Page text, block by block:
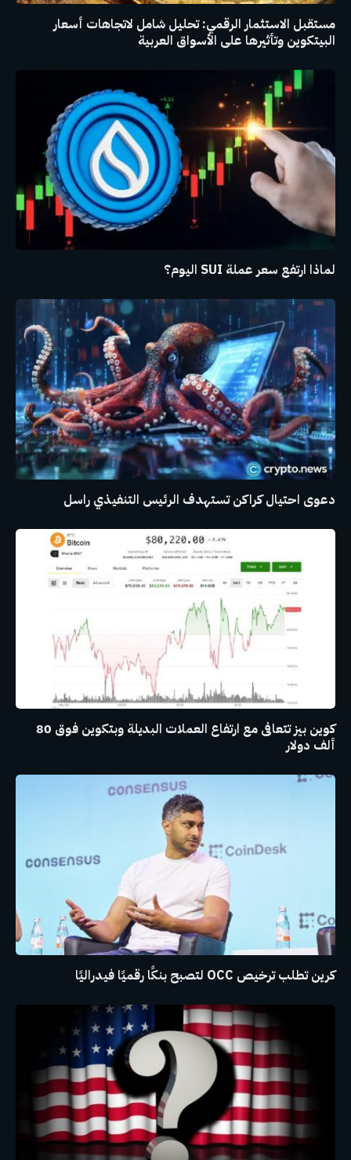
مستقبل الاستثمار الرقمي: تحليل شامل لاتجاهات أسعار
البيتكوين وتأثيرها على الأسواق العربية
لماذا ارتفع سعر عملة SUI اليوم؟
دعوى احتيال كراكن تستهدف الرئيس التنفيذي راسل
كوين بيز تتعافى مع ارتفاع العملات البديلة وبتكوين فوق 80
ألف دولار
كرين تطلب ترخيص OCC لتصبح بنكًا رقميًا فيدراليًا